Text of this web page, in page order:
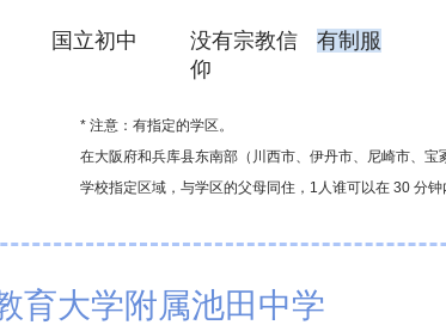
国立初中
​没有宗教信
仰
有制服
* 注意：有指定的学区。
在大阪府和兵库县东南部（川西市、伊丹市、尼崎市、宝
学校指定区域，与学区的父母同住，1人谁可以在 30 分钟
育大学附属池田中学